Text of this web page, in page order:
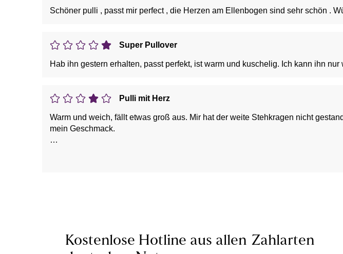
Schöner pulli , passt mir perfect , die Herzen am Ellenbogen sind sehr schön .
Super Pullover
Hab ihn gestern erhalten, passt perfekt, ist warm und kuschelig. Ich kann ihn nur
Pulli mit Herz
Warm und weich, fällt etwas groß aus. Mir hat der weite Stehkragen nicht
mein Geschmack.
Kostenlose Hotline aus allen Zahlarten